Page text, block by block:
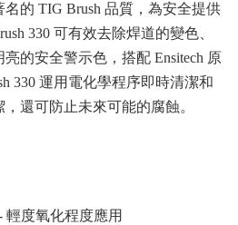
的 TIG Brush 品質，為安全提供
330 可有效去除焊道的變色、
的安全警示色，搭配 Ensitech 原
330 運用電化學程序即時清潔和
還可防止未來可能的腐蝕。
輕度氧化程度應用